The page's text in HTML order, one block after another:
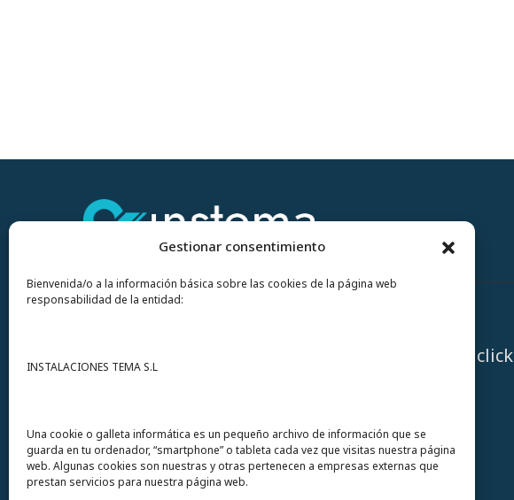
Gestionar consentimiento
Bienvenida/o a la información básica sobre las cookies de la página web
responsabilidad de la entidad:
INSTALACIONES TEMA S.L
Una cookie o galleta informática es un pequeño archivo de información que se
guarda en tu ordenador, “smartphone” o tableta cada vez que visitas nuestra página
web. Algunas cookies son nuestras y otras pertenecen a empresas externas que
prestan servicios para nuestra página web.
S.L. Avda del Mar 72
12200 Onda (Castellón) España
A un click